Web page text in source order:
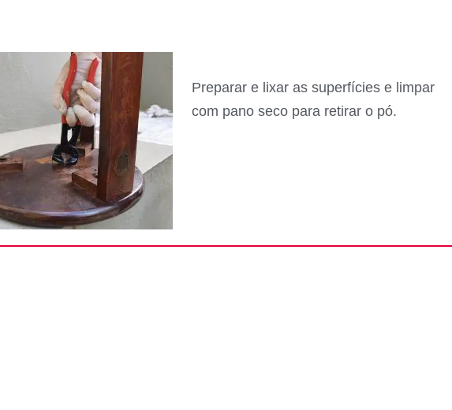
Preparar e lixar as superfícies e limpar
com pano seco para retirar o pó.